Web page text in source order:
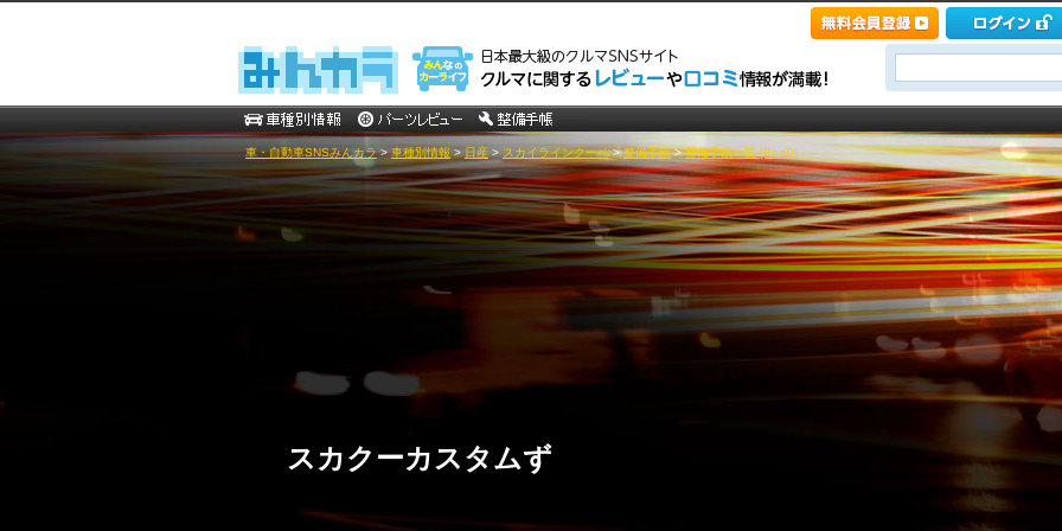
車・自動車SNSみんカラ>車種別情報>日産 >スカイラインクーペ>整備手帳>整備手帳一覧 [BeeD]
スカクーカスタムず